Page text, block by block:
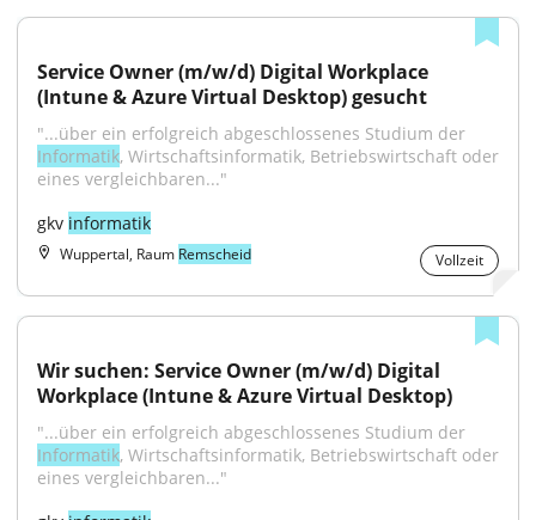
Service Owner (m/w/d) Digital Workplace
(Intune & Azure Virtual Desktop) gesucht
Informatik, Wirtschaftsinformatik, Betriebswirtschaft oder
eines vergleichbaren..."
gkv informatik
Wuppertal, Raum Remscheid Vollzeit
Wir suchen: Service Owner (m/w/d) Digital
Workplace (Intune & Azure Virtual Desktop)
Informatik, Wirtschaftsinformatik, Betriebswirtschaft oder
eines vergleichbaren..."